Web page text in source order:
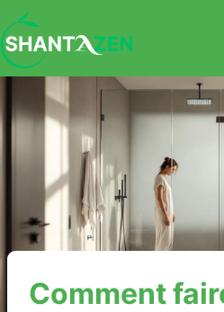
Aller
au
contenu
Comment